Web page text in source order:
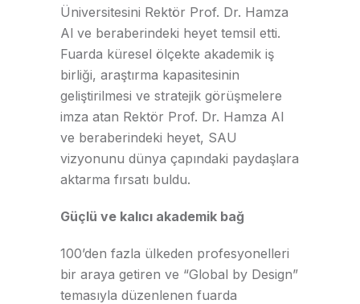
Üniversitesini Rektör Prof. Dr. Hamza
Al ve beraberindeki heyet temsil etti.
Fuarda küresel ölçekte akademik iş
birliği, araştırma kapasitesinin
geliştirilmesi ve stratejik görüşmelere
imza atan Rektör Prof. Dr. Hamza Al
ve beraberindeki heyet, SAU
vizyonunu dünya çapındaki paydaşlara
aktarma fırsatı buldu.
Güçlü ve kalıcı akademik bağ
100’den fazla ülkeden profesyonelleri
bir araya getiren ve “Global by Design”
temasıyla düzenlenen fuarda